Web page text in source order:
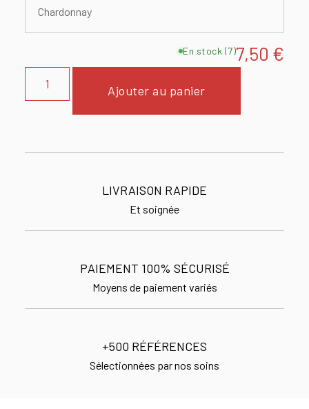
Chardonnay
7,50 €
En stock (7)
Ajouter au panier
LIVRAISON RAPIDE
Et soignée
PAIEMENT 100% SÉCURISÉ
Moyens de paiement variés
+500 RÉFÉRENCES
Sélectionnées par nos soins